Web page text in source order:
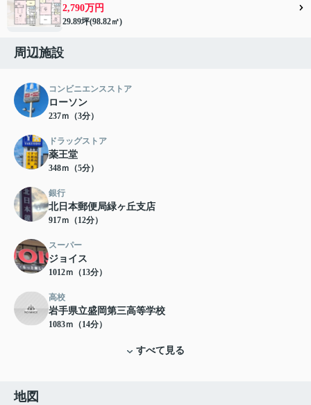
2,790万円
29.89坪(98.82㎡)
周辺施設
コンビニエンスストア
ローソン
237ｍ（3分）
ドラッグストア
薬王堂
348ｍ（5分）
銀行
北日本郵便局緑ヶ丘支店
917ｍ（12分）
スーパー
ジョイス
1012ｍ（13分）
高校
岩手県立盛岡第三高等学校
1083ｍ（14分）
すべて見る
地図